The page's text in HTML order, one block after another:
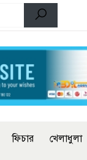
ফিচার খেলাধুলা